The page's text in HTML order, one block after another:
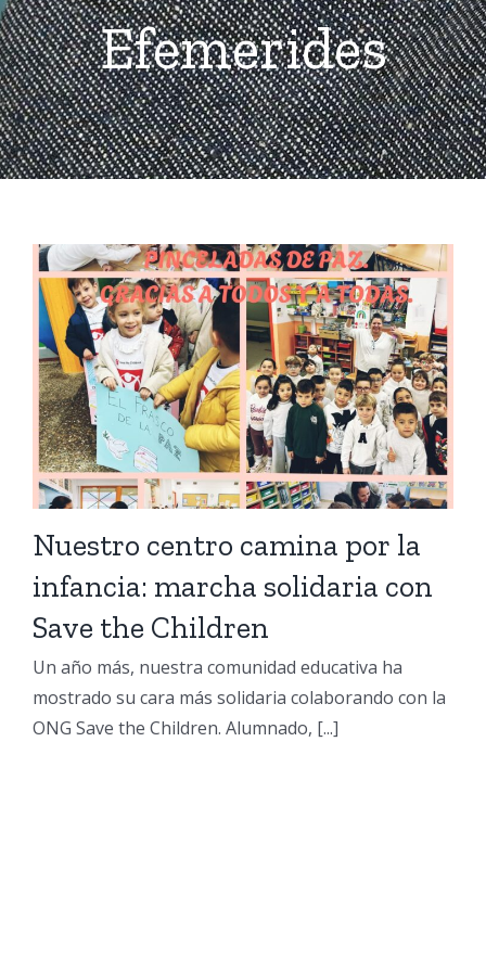
Efemerides
Nuestro centro camina por la
infancia: marcha solidaria con
Save the Children
Un año más, nuestra comunidad educativa ha
mostrado su cara más solidaria colaborando con la
ONG Save the Children. Alumnado, [...]